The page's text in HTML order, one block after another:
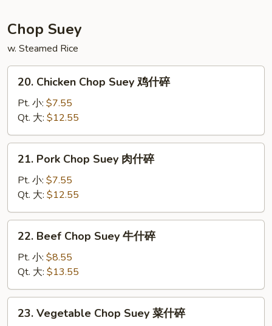
楼
炒
面
Chop Suey
w. Steamed Rice
Chicken
Chop
Suey
鸡
什
20. Chicken Chop Suey 鸡什碎
Pt. 小: $7.55
Qt. 大: $12.55
Pork
Chop
Suey
肉
什
21. Pork Chop Suey 肉什碎
Pt. 小: $7.55
Qt. 大: $12.55
Beef
Chop
Suey
牛
什
22. Beef Chop Suey 牛什碎
Pt. 小: $8.55
Qt. 大: $13.55
Vegetable
23. Vegetable Chop Suey 菜什碎